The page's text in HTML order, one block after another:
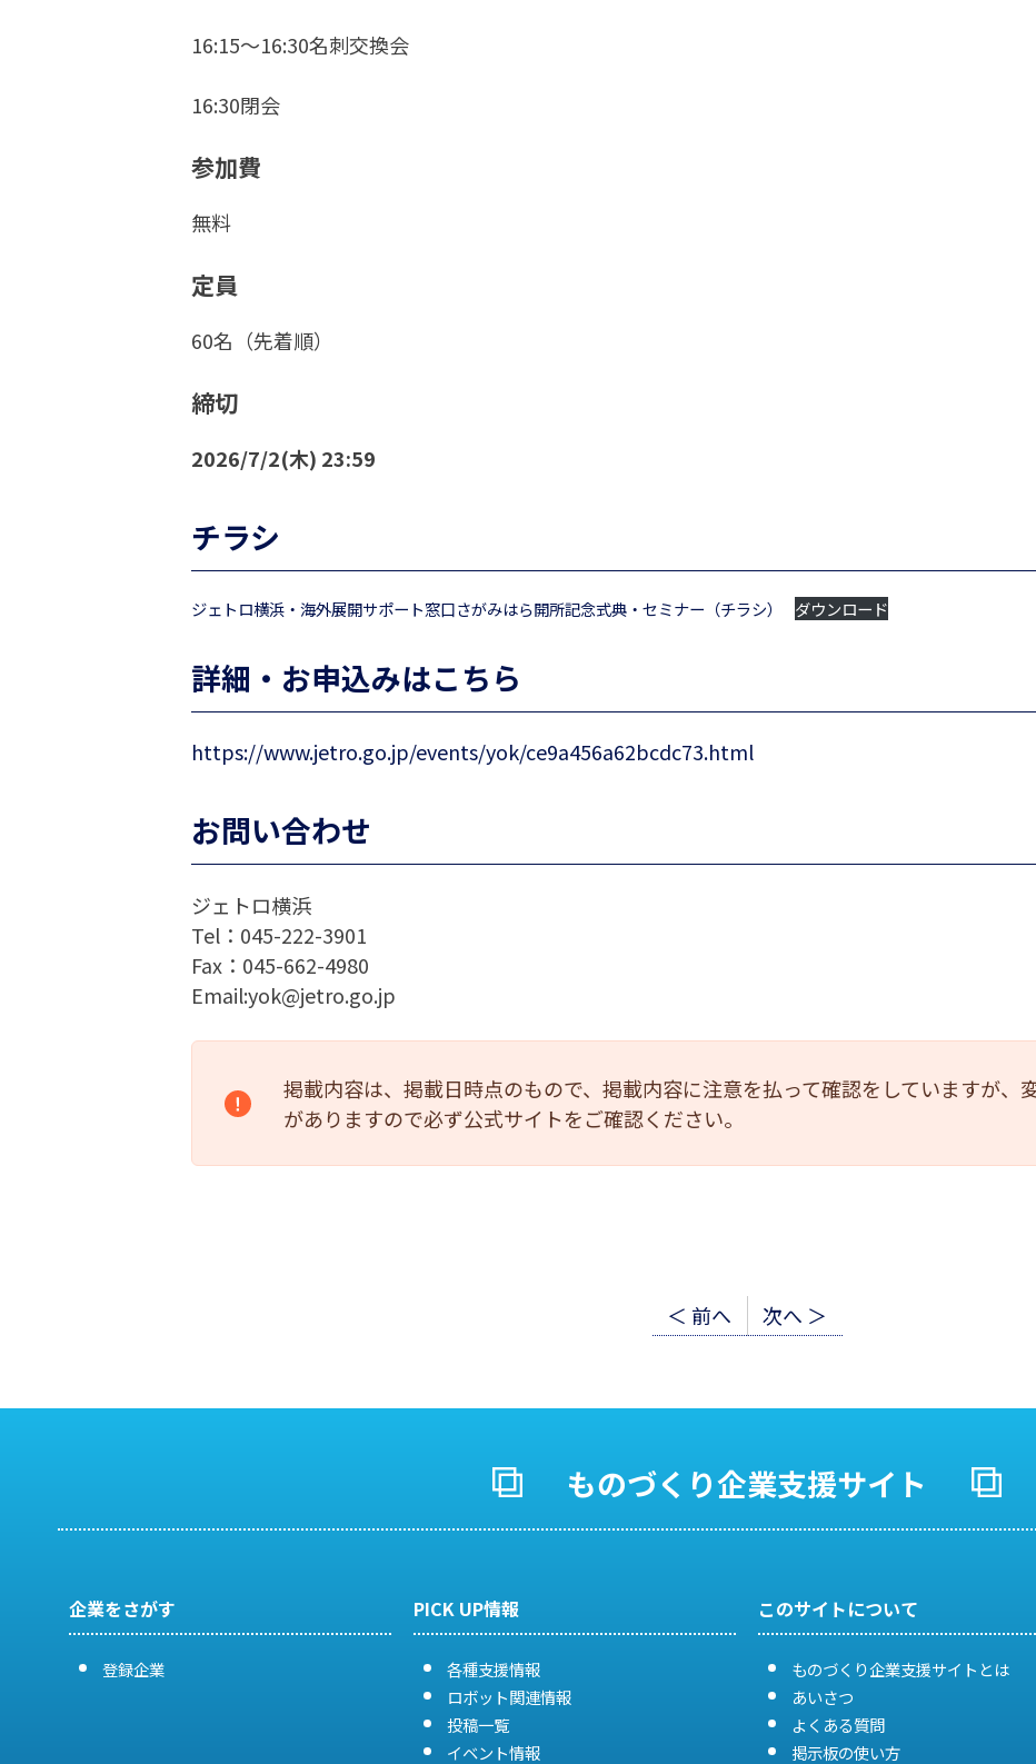
16:15～16:30名刺交換会
16:30閉会
参加費
無料
定員
60名（先着順）
締切
2026/7/2(木) 23:59
チラシ
ジェトロ横浜・海外展開サポート窓口さがみはら開所記念式典・セミナー（チラシ） ダウンロード
詳細・お申込みはこちら
https://www.jetro.go.jp/events/yok/ce9a456a62bcdc73.html
お問い合わせ
ジェトロ横浜
Tel：045-222-3901
Fax：045-662-4980
Email:yok@jetro.go.jp
掲載内容は、掲載日時点のもので、掲載内容に注意を払って確認をしていますが、
がありますので必ず公式サイトをご確認ください。
ナ
ー
ョ
＜ 前へ 次へ ＞
ものづくり企業支援サイト
企業をさがす
登録企業
PICK UP情報
各種支援情報
ロボット関連情報
投稿一覧
イベント情報
このサイトについて
ものづくり企業支援サイトとは
あいさつ
よくある質問
掲示板の使い方